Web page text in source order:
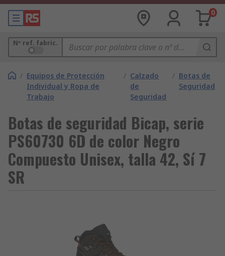
0
Nº ref. fabric.
/ Equipos de Protección
Individual y Ropa de
Trabajo
/ Calzado
de
Seguridad
/ Botas de
Seguridad
Botas de seguridad Bicap, serie
PS60730 6D de color Negro
Compuesto Unisex, talla 42, Sí 7
SR